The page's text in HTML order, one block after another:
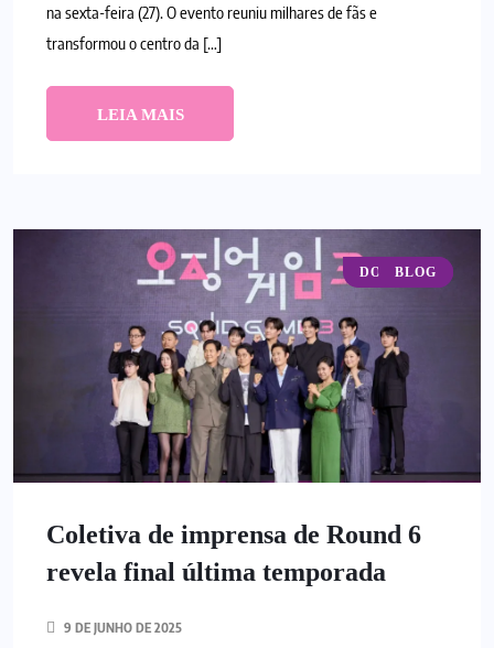
na sexta-feira (27). O evento reuniu milhares de fãs e
transformou o centro da […]
LEIA MAIS
DORAMAS
BLOG
Coletiva de imprensa de Round 6
revela final última temporada
9 DE JUNHO DE 2025